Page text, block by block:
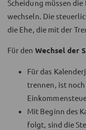
Scheidung müssen
wechseln. Die
die Ehe, die mit der
Für den Wechsel der
Für das
trennen, ist
Mit Beginn des
folgt, sind die